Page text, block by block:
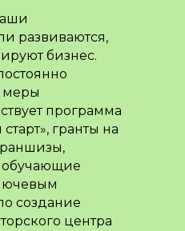
развиваются,
бизнес.
меры
программа
гранты на
обучающие
создание
центра